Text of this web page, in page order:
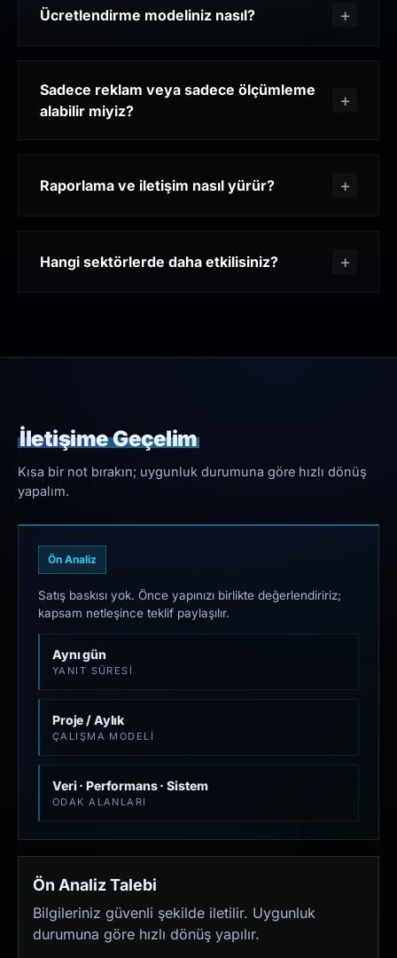
Ücretlendirme modeliniz nasıl?
Sadece reklam veya sadece ölçümleme
alabilir miyiz?
Raporlama ve iletişim nasıl yürür?
Hangi sektörlerde daha etkilisiniz?
İletişime Geçelim
Kısa bir not bırakın; uygunluk durumuna göre hızlı dönüş
yapalım.
Ön Analiz
Satış baskısı yok. Önce yapınızı birlikte değerlendiririz;
kapsam netleşince teklif paylaşılır.
Aynı gün
YANIT SÜRESI
Proje / Aylık
ÇALIŞMA MODELI
Veri · Performans · Sistem
ODAK ALANLARI
Ön Analiz Talebi
Bilgileriniz güvenli şekilde iletilir. Uygunluk
durumuna göre hızlı dönüş yapılır.